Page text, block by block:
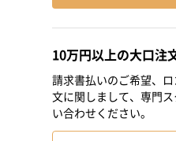
10万円以上の大口注
請求書払いのご希望、
文に関しまして、専門
い合わせください。